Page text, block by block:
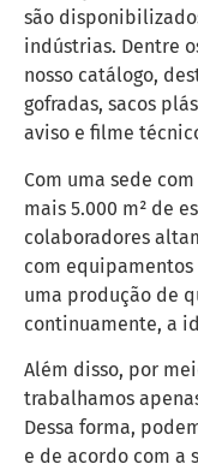
são
indústrias. Dentre
nosso catálogo,
gofradas, sacos
aviso e filme
Com uma sede
mais 5.000 m² de
colaboradores
com
uma produção de
continuamente, a
Além disso, por
trabalhamos
Dessa forma,
e de acordo com a